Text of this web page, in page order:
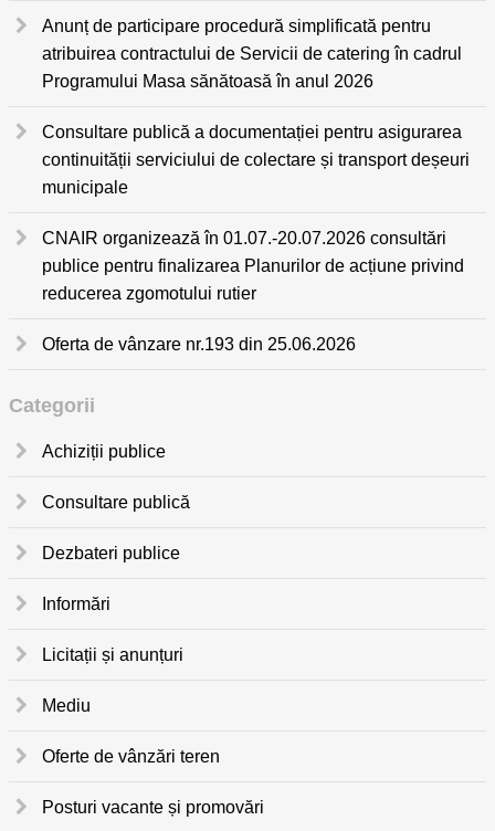
Anunț de participare procedură simplificată pentru
atribuirea contractului de Servicii de catering în cadrul
Programului Masa sănătoasă în anul 2026
Consultare publică a documentației pentru asigurarea
continuității serviciului de colectare și transport deșeuri
municipale
CNAIR organizează în 01.07.-20.07.2026 consultări
publice pentru finalizarea Planurilor de acțiune privind
reducerea zgomotului rutier
Oferta de vânzare nr.193 din 25.06.2026
Categorii
Achiziții publice
Consultare publică
Dezbateri publice
Informări
Licitații și anunțuri
Mediu
Oferte de vânzări teren
Posturi vacante și promovări